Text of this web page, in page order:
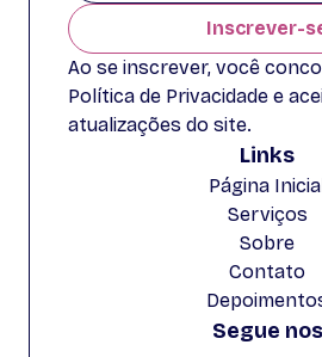
Inscrever-
Ao se inscrever, você
Política de Privacidade e
atualizações do site.
Links
Página
Serviços
Sobre
Contato
Segue nos